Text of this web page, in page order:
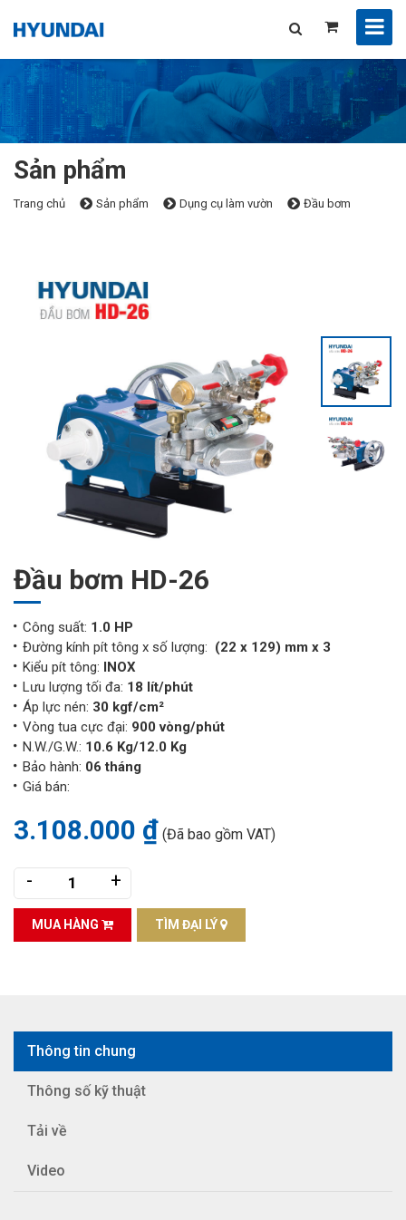
Sản phẩm
Trang chủ Sản phẩm Dụng cụ làm vườn Đầu bơm
Đầu bơm HD-26
Công suất: 1.0 HP
Đường kính pít tông x số lượng: (22 x 129) mm x 3
Kiểu pít tông:
INOX
Lưu lượng tối đa: 18 lít/phút
Áp lực nén: 30 kgf/cm²
Vòng tua cực đại: 900 vòng/phút
N.W./G.W.: 10.6 Kg/12.0 Kg
Bảo hành: 06 tháng
Giá bán:
3.108.000 ₫ (Đã bao gồm VAT)
- +
MUA HÀNG TÌM ĐẠI LÝ
Thông tin chung
Thông số kỹ thuật
Tải về
Video